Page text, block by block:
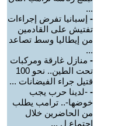
...
- إسبانيا تفرض إجراءات
تفتيش على القادمين
من إيطاليا وسط تصاعد
...
- منازل غارقة ومركبات
تحت الطين.. نحو 100
قتيل جراء الفيضانات ...
- -لدينا حرب يجب
خوضها-.. ترامب يطلب
من الحاضرين خلال
اجتماع ل ...